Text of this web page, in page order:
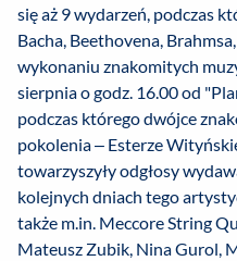
się aż 9 wydarzeń, podczas
Bacha, Beethovena,
wykonaniu znakomitych
sierpnia o godz. 16.00 od
podczas którego dwójce
pokolenia – Esterze
towarzyszyły odgłosy
kolejnych dniach tego
także m.in. Meccore String
Mateusz Zubik, Nina Gurol,